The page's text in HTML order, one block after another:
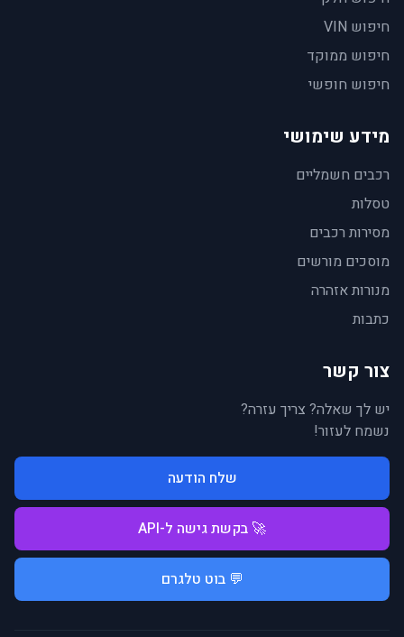
חיפוש VIN
חיפוש ממוקד
חיפוש חופשי
מידע שימושי
רכבים חשמליים
טסלות
מסירות רכבים
מוסכים מורשים
מנורות אזהרה
כתבות
צור קשר
יש לך שאלה? צריך עזרה?
נשמח לעזור!
שלח הודעה
🚀 בקשת גישה ל-API
💬 בוט טלגרם